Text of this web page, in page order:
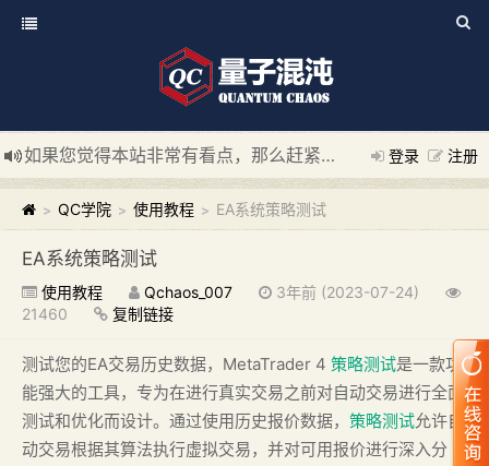
登录 注册
如果您觉得本站非常有看点，那么赶紧使用Ctrl+D 收藏我们吧
新添加量子混沌系统板块，欢迎大家访问！
---“量子混沌系
> QC学院 > 使用教程 > EA系统策略测试
EA系统策略测试
使用教程 Qchaos_007
3年前 (2023-07-24)
21460
复制链接
测试您的EA交易历史数据，MetaTrader 4 策略测试是一款功
能强大的工具，专为在进行真实交易之前对自动交易进行全面
测试和优化而设计。通过使用历史报价数据， 策略测试允许自
动交易根据其算法执行虚拟交易，并对可用报价进行深入分